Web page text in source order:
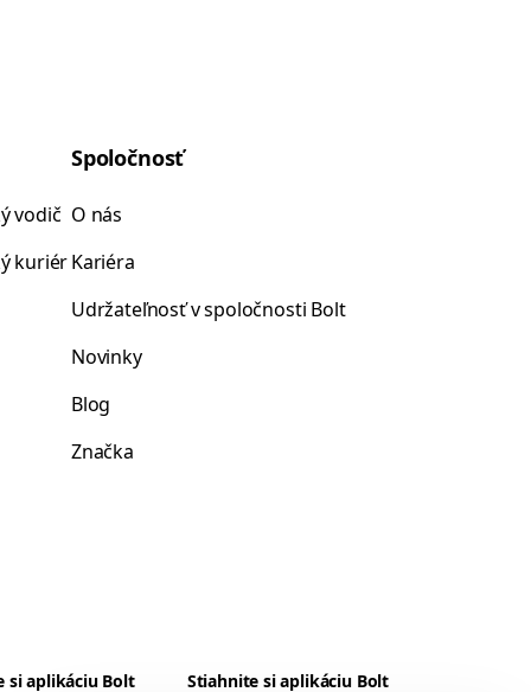
vodič
kuriér
Spoločnosť
O nás
Kariéra
Udržateľnosť v spoločnosti Bolt
Novinky
Blog
Značka
si aplikáciu Bolt Stiahnite si aplikáciu Bolt